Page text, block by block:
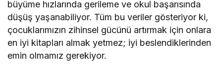
büyüme hızlarında gerileme ve okul başarısında
düşüş yaşanabiliyor. Tüm bu veriler gösteriyor ki,
çocuklarımızın zihinsel gücünü artırmak için onlara
en iyi kitapları almak yetmez; iyi beslendiklerinden
emin olmamız gerekiyor.